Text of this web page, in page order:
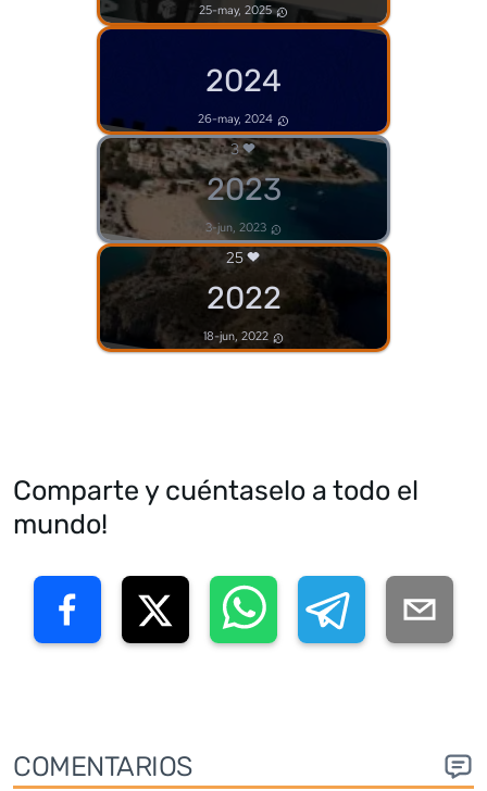
25-may, 2025
2024
26-may, 2024
3
2023
3-jun, 2023
25
2022
18-jun, 2022
Comparte y cuéntaselo a todo el
mundo!
COMENTARIOS